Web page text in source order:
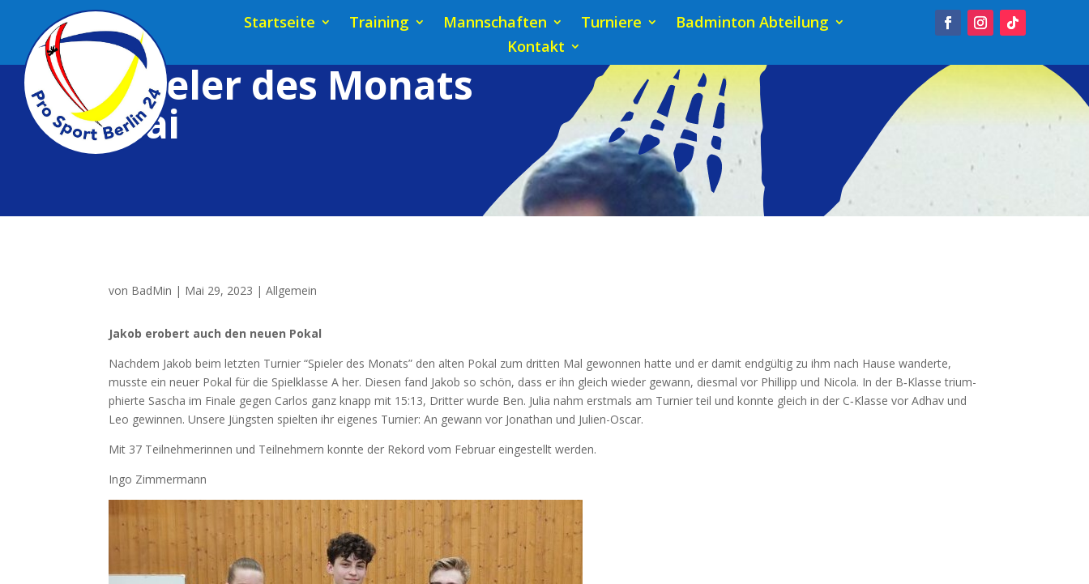
Startseite Training Mannschaften Turniere
Badminton Abteilung
Kontakt
Spieler des Monats
Mai
von BadMin | Mai 29, 2023 |Allgemein
Jakob erobert auch den neu­en Pokal
Nach­dem Jakob beim letz­ten Tur­nier “Spie­ler des Monats” den alten Pokal zum drit­ten Mal gewon­nen hat­te und er damit end­gül­tig zu ihm nach Hau­se wan­der­te,
muss­te ein neu­er Pokal für die Spiel­klas­se A her. Die­sen fand Jakob so schön, dass er ihn gleich wie­der gewann, dies­mal vor Phil­lipp und Nico­la. In der B‑Klasse tri­um­
phier­te Sascha im Fina­le gegen Car­los ganz knapp mit 15:13, Drit­ter wur­de Ben. Julia nahm erst­mals am Tur­nier teil und konn­te gleich in der C‑Klasse vor Adhav und
Leo gewin­nen. Unse­re Jüngs­ten spiel­ten ihr eige­nes Tur­nier: An gewann vor Jona­than und Julien-Oscar.
Mit 37 Teil­neh­me­rin­nen und Teil­neh­mern konn­te der Rekord vom Febru­ar ein­ge­stellt werden.
Ingo Zim­mer­mann